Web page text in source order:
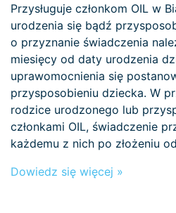
Przysługuje członkom OIL w
urodzenia się bądź
o przyznanie świadczenia
miesięcy od daty urodzenia
uprawomocnienia się
przysposobieniu dziecka. W
rodzice urodzonego lub
członkami OIL, świadczenie
każdemu z nich po złożeniu
Dowiedz się więcej »